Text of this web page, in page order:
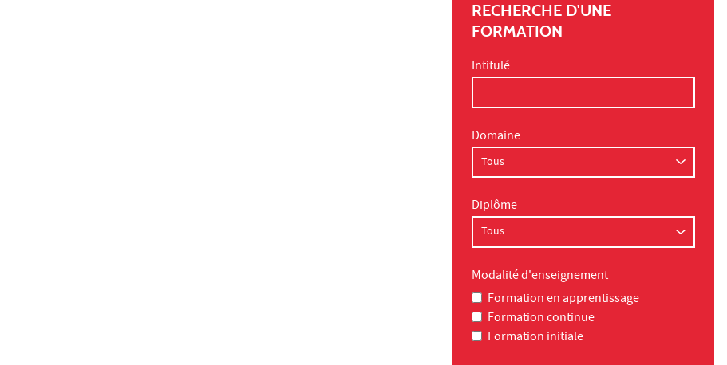
RECHERCHE D'UNE
FORMATION
Intitulé
Domaine
Diplôme
Modalité d'enseignement
Formation en apprentissage
Formation continue
Formation initiale